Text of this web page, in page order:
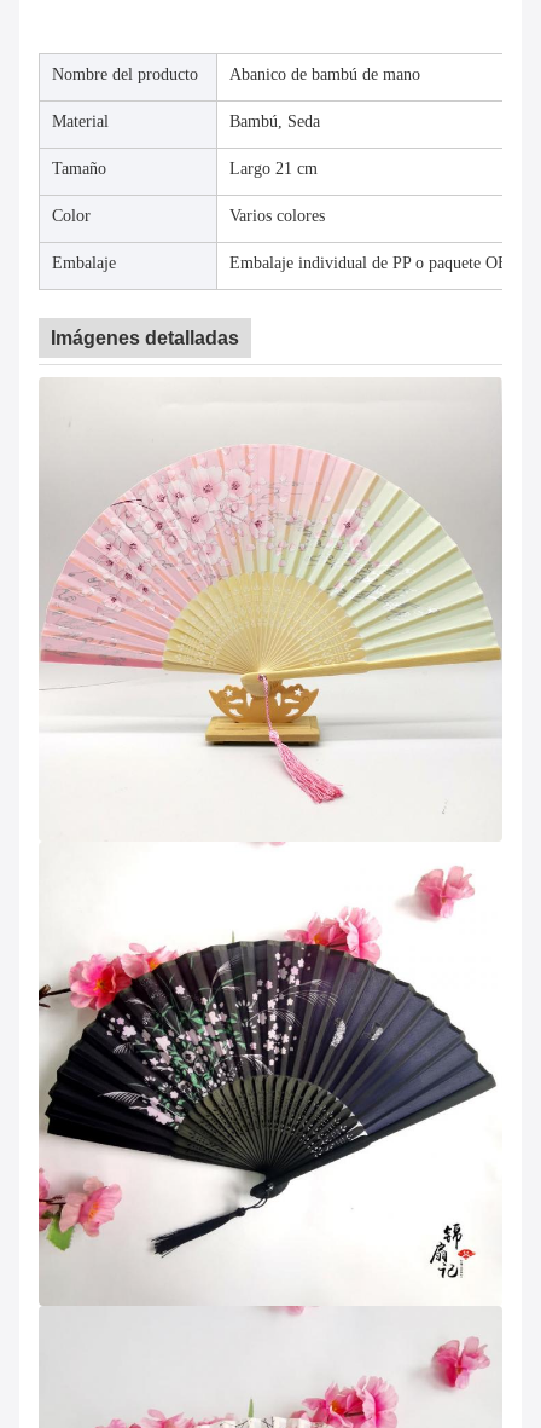
Nombre del producto Abanico de bambú de mano
Material Bambú, Seda
Tamaño Largo 21 cm
Color Varios colores
Embalaje Embalaje individual de PP o paquete OEM
Imágenes detalladas